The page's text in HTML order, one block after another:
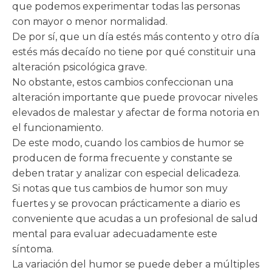
que podemos experimentar todas las personas
con mayor o menor normalidad.
De por sí, que un día estés más contento y otro día
estés más decaído no tiene por qué constituir una
alteración psicológica grave.
No obstante, estos cambios confeccionan una
alteración importante que puede provocar niveles
elevados de malestar y afectar de forma notoria en
el funcionamiento.
De este modo, cuando los cambios de humor se
producen de forma frecuente y constante se
deben tratar y analizar con especial delicadeza.
Si notas que tus cambios de humor son muy
fuertes y se provocan prácticamente a diario es
conveniente que acudas a un profesional de salud
mental para evaluar adecuadamente este
síntoma.
La variación del humor se puede deber a múltiples